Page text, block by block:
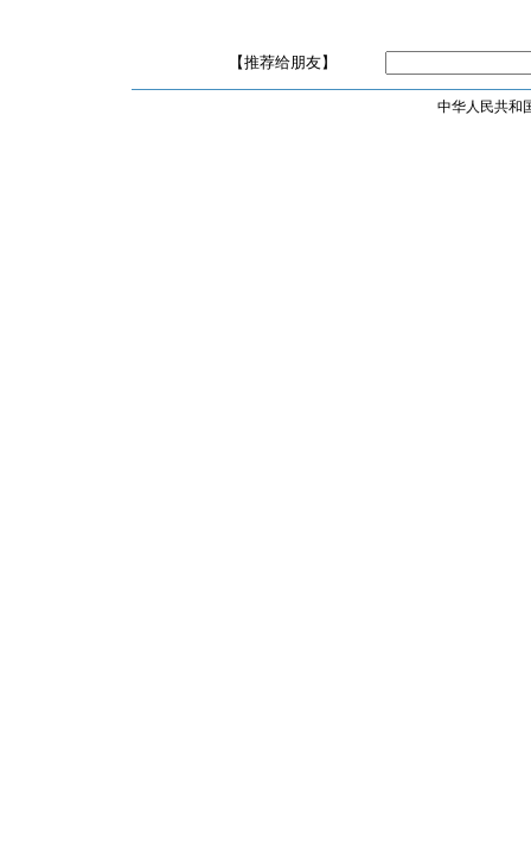
【推荐给朋友】
中华人民共和